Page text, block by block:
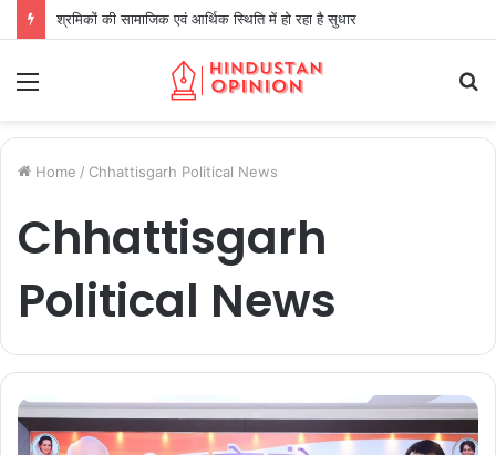
श्रमिकों की सामाजिक एवं आर्थिक स्थिति में हो रहा है सुधार
Home / Chhattisgarh Political News
Chhattisgarh
Political News